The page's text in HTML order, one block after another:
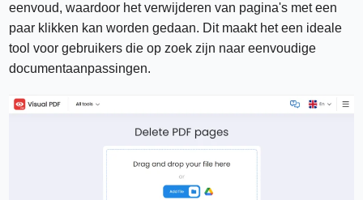
eenvoud, waardoor het verwijderen van pagina's met een
paar klikken kan worden gedaan. Dit maakt het een ideale
tool voor gebruikers die op zoek zijn naar eenvoudige
documentaanpassingen.